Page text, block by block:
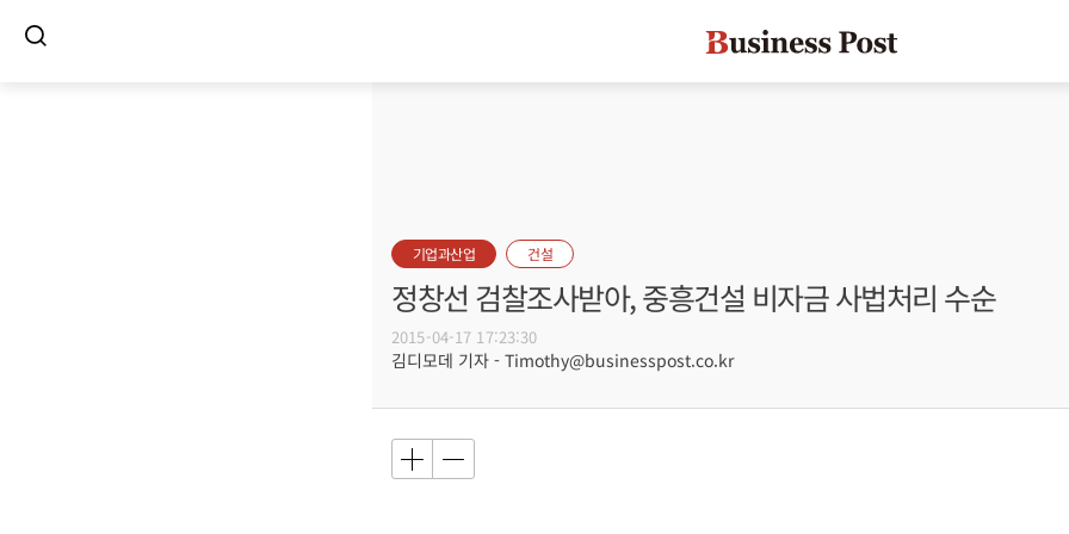
기업과산업 건설
정창선 검찰조사받아, 중흥건설 비자금 사법처리 수순
2015-04-17 17:23:30
김디모데 기자 - Timothy@businesspost.co.kr